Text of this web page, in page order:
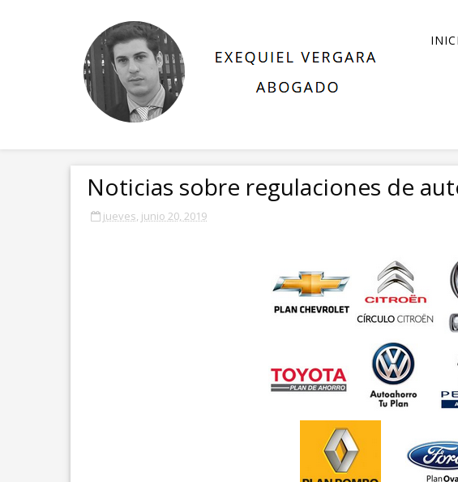
Noticias sobre regulaciones de
jueves, junio 20, 2019